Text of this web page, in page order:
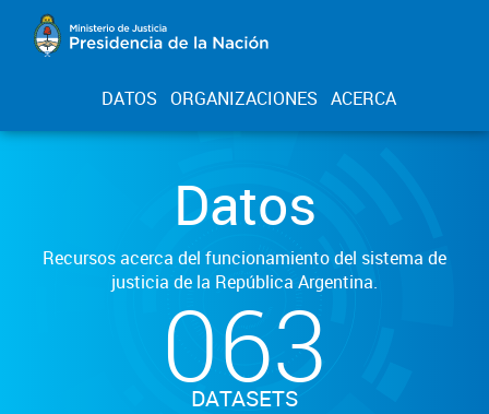
DATOS ORGANIZACIONES ACERCA
Datos
Recursos acerca del funcionamiento del sistema de
justicia de la República Argentina.
063
DATASETS